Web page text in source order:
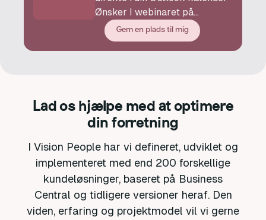
Ønsker I webinaret på
engelsk, så skriv til os, og vi
arrangerer det.
Gem en plads til mig
Lad os hjælpe med at optimere
din forretning
I Vision People har vi defineret, udviklet og
implementeret med end 200 forskellige
kundeløsninger, baseret på Business
Central og tidligere versioner heraf. Den
viden, erfaring og projektmodel vil vi gerne